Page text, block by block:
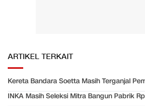
ARTIKEL TERKAIT
Kereta Bandara Soetta Masih Terganjal
INKA Masih Seleksi Mitra Bangun Pabrik